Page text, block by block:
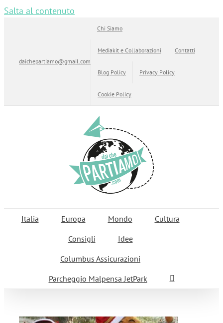
Salta al contenuto
daichepartiamo@gmail.com
Chi Siamo
Mediakit e Collaborazioni Contatti
Blog Policy Privacy Policy
Cookie Policy
Italia Europa Mondo
Cultura
Consigli
Idee
Columbus Assicurazioni
Parcheggio Malpensa JetPark